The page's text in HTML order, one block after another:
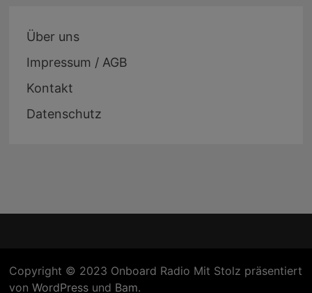
Über uns
Impressum / AGB
Kontakt
Datenschutz
Copyright © 2023 Onboard Radio Mit Stolz präsentiert
von WordPressund Bam.